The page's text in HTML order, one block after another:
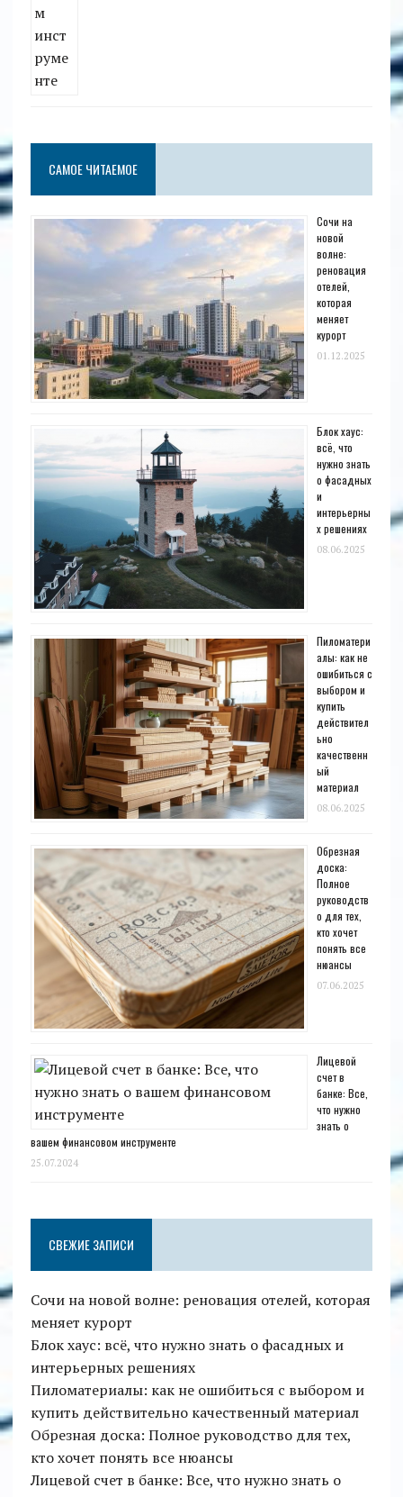
САМОЕ ЧИТАЕМОЕ
Сочи на
новой
волне:
реновация
отелей,
которая
меняет
курорт
01.12.2025
Блок хаус:
всё, что
нужно знать
о фасадных
и
интерьерны
х решениях
08.06.2025
Пиломатери
алы: как не
ошибиться с
выбором и
купить
действител
ьно
качественн
ый
материал
08.06.2025
Обрезная
доска:
Полное
руководств
о для тех,
кто хочет
понять все
нюансы
07.06.2025
Лицевой
счет в
банке: Все,
что нужно
знать о
вашем финансовом инструменте
25.07.2024
СВЕЖИЕ ЗАПИСИ
Сочи на новой волне: реновация отелей, которая
меняет курорт
Блок хаус: всё, что нужно знать о фасадных и
интерьерных решениях
Пиломатериалы: как не ошибиться с выбором и
купить действительно качественный материал
Обрезная доска: Полное руководство для тех,
кто хочет понять все нюансы
Лицевой счет в банке: Все, что нужно знать о